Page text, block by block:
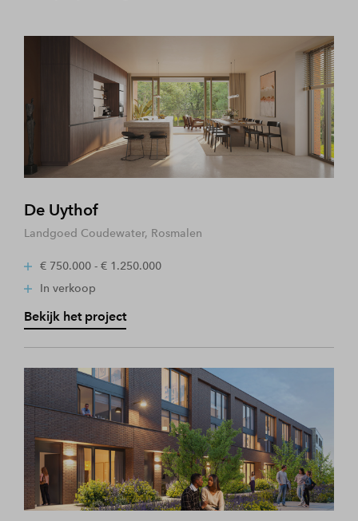
De Uythof
Landgoed Coudewater, Rosmalen
€ 750.000 - € 1.250.000
In verkoop
Bekijk het project